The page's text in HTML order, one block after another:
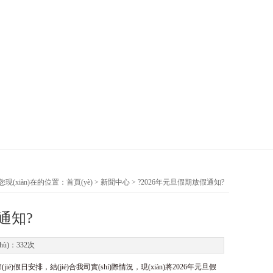
現(xiàn)在的位置： 首頁(yè) > 新聞中心 > ?2026年元旦假期放假通知?
知?
：332次
假日安排，結(jié)合我司實(shí)際情況，現(xiàn)將2026年元旦假